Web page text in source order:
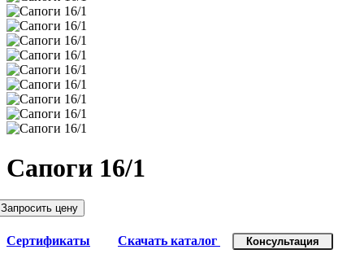
Сапоги 16/1
Запросить цену
Сертификаты Скачать каталог Консультация